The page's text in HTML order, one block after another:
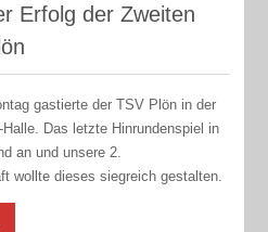
Erfolg der Zweiten
gastierte der TSV Plön in der
Halle. Das letzte Hinrundenspiel in
an und unsere 2.
wollte dieses siegreich gestalten.